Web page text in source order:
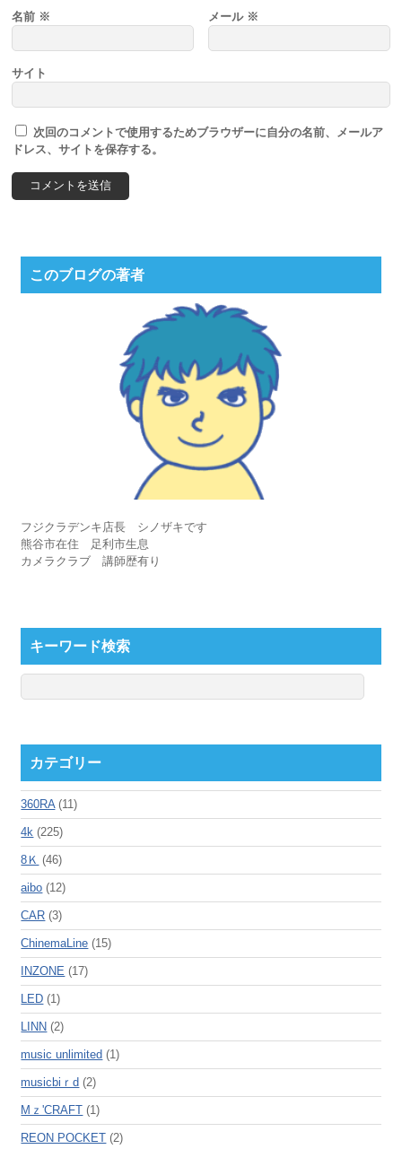
名前 ※ メール ※
サイト
次回のコメントで使用するためブラウザーに自分の名前、メールア
ドレス、サイトを保存する。
このブログの著者
フジクラデンキ店長 シノザキです
熊谷市在住 足利市生息
カメラクラブ 講師歴有り
キーワード検索
カテゴリー
360RA(11)
4k (225)
8Ｋ (46)
aibo (12)
CAR (3)
ChinemaLine (15)
INZONE (17)
LED (1)
LINN (2)
music unlimited (1)
musicbiｒd (2)
Mｚ'CRAFT (1)
REON POCKET (2)